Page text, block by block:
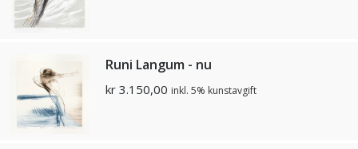
Runi Langum - nu
kr 3.150,00 inkl. 5% kunstavgift